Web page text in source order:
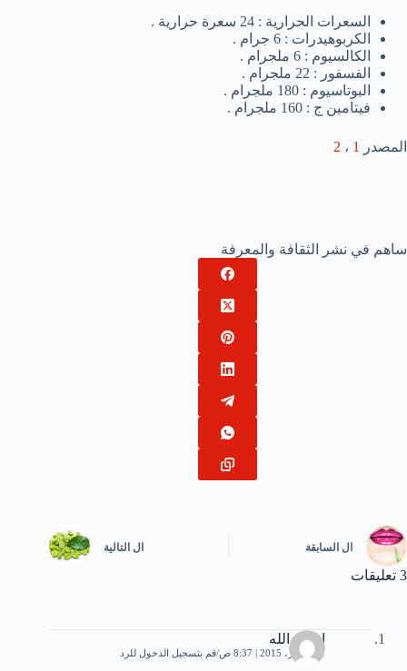
السعرات الحرارية : 24 سعرة حرارية .
الكربوهيدرات : 6 جرام .
الكالسيوم : 6 ملجرام .
الفسفور : 22 ملجرام .
البوتاسيوم : 180 ملجرام .
فيتامين ج : 160 ملجرام .
المصدر 1 ،
ساهم في نشر الثقافة والمعرفة
ال السابقة ال التالية
3 تعليقات
ابوعبدالله
11 أكتوبر، 2015 | 8:37 ص قم بتسجيل الدخول للرد